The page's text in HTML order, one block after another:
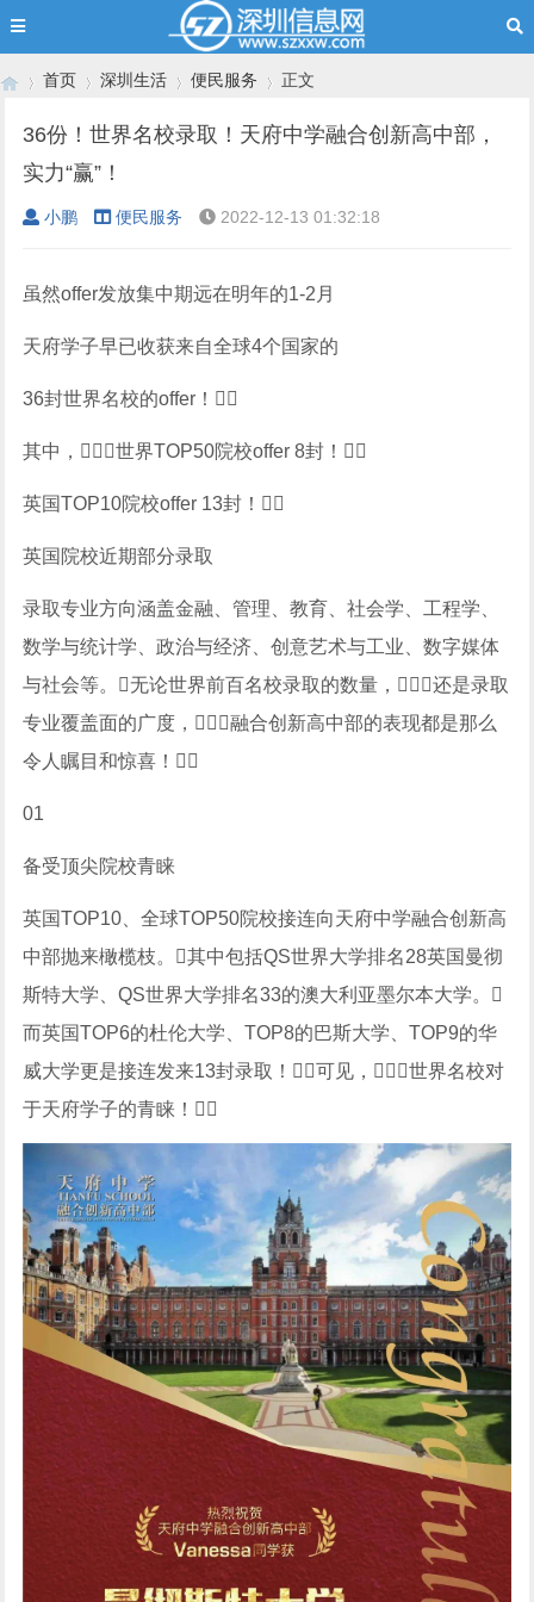
›
首页
›
深圳生活 便民服务 正文
36份！世界名校录取！天府中学融合创新高中部，
实力“赢”！
小鹏 便民服务 2022-12-13 01:32:18
虽然offer发放集中期远在明年的1-2月
天府学子早已收获来自全球4个国家的
36封世界名校的offer！
其中，世界TOP50院校offer 8封！
英国TOP10院校offer 13封！
英国院校近期部分录取
录取专业方向涵盖金融、管理、教育、社会学、工程学、
数学与统计学、政治与经济、创意艺术与工业、数字媒体
与社会等。无论世界前百名校录取的数量，还是录取
专业覆盖面的广度，融合创新高中部的表现都是那么
令人瞩目和惊喜！
01
备受顶尖院校青睐
英国TOP10、全球TOP50院校接连向天府中学融合创新高
中部抛来橄榄枝。其中包括QS世界大学排名28英国曼彻
斯特大学、QS世界大学排名33的澳大利亚墨尔本大学。
而英国TOP6的杜伦大学、TOP8的巴斯大学、TOP9的华
威大学更是接连发来13封录取！可见，世界名校对
于天府学子的青睐！